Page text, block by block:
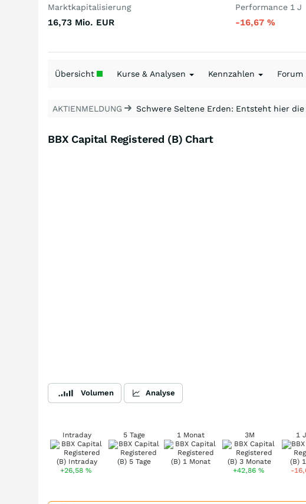
Marktkapitalisierung
16,73 Mio. EUR
Performance 1 J
-16,67 %
Übersicht Kurse & Analysen Kennzahlen Forum
AKTIENMELDUNG Schwere Seltene Erden: Entsteht hier
BBX Capital Registered (B) Chart
Volumen Analyse
Intraday
+26,58%
5 Tage 1 Monat 3M
+42,86 %
1
-